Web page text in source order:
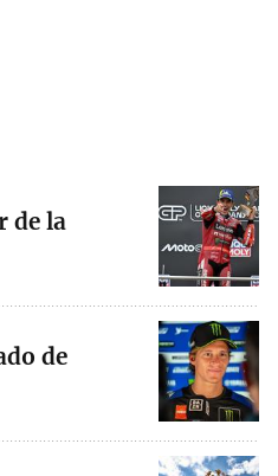
de la
de